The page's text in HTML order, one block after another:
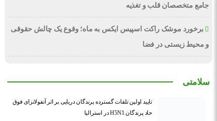
جامع متخصصان قلب و تغذیه
برخورد موشک راکت اسپیس ایکس به ماه؛ وقوع یک چالش حقوقی
و محیط زیستی در فضا
سلامتی
تایید اولین تلفات گسترده پرندگان دریایی بر اثر آنفولانزای فوق
حاد پرندگان H5N1 در استرالیا